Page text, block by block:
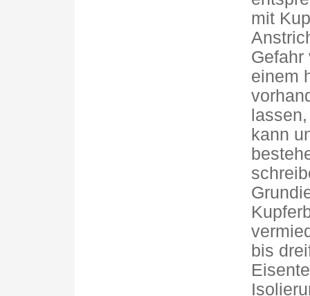
mit
Gefahr
einem
kann
bis